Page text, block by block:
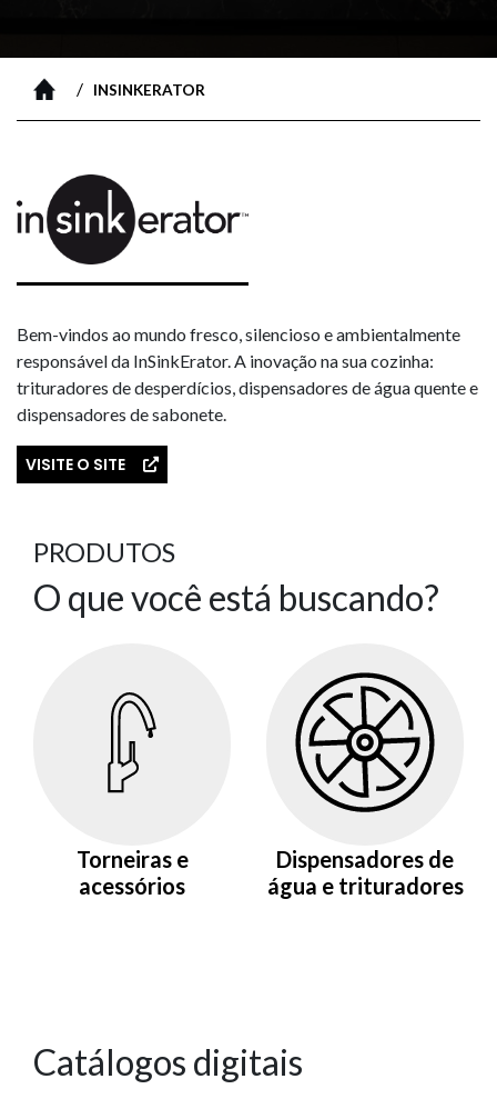
/ INSINKERATOR
Bem-vindos ao mundo fresco, silencioso e ambientalmente
responsável da InSinkErator. A inovação na sua cozinha:
trituradores de desperdícios, dispensadores de água quente e
dispensadores de sabonete.
VISITE O SITE
PRODUTOS
O que você está buscando?
Torneiras e
acessórios
Dispensadores de
água e trituradores
Catálogos digitais